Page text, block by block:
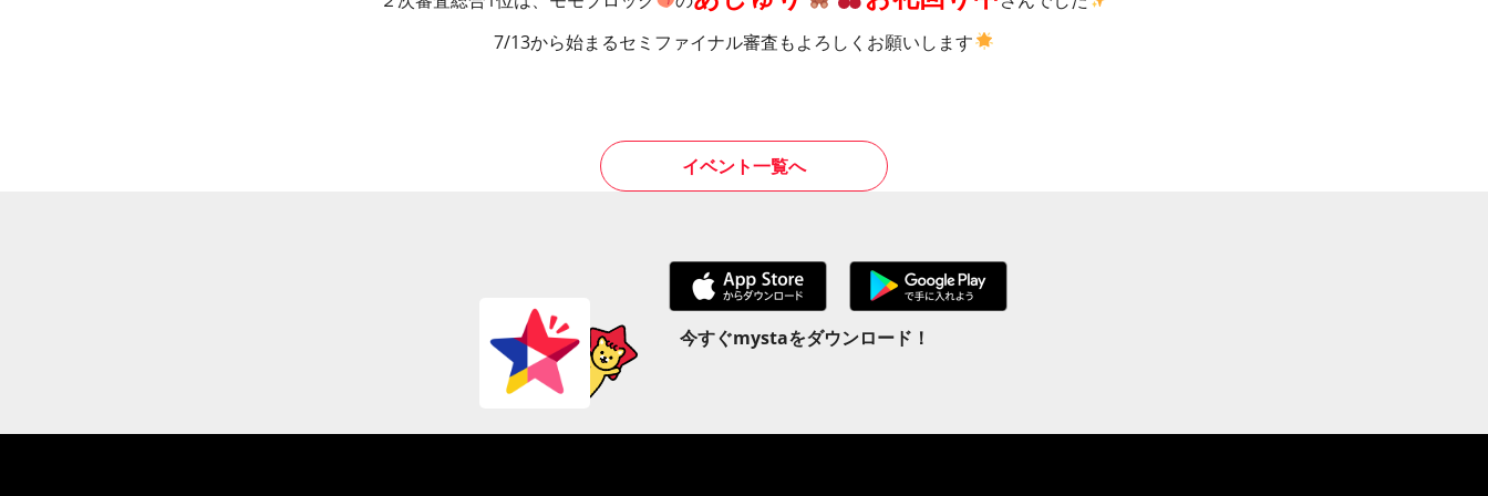
7/13から始まるセミファイナル審査もよろしくお願いします
イベント一覧へ
今すぐmystaをダウンロード！